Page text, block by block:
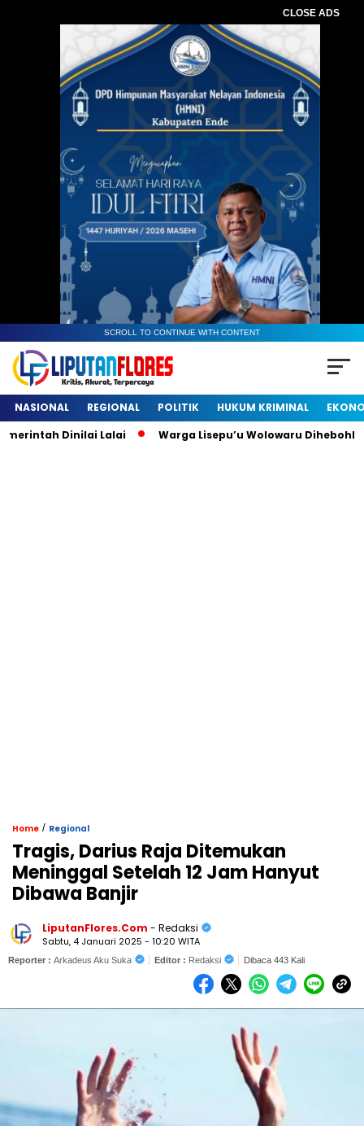
CLOSE ADS
SCROLL TO CONTINUE WITH CONTENT
NASIONAL REGIONAL POLITIK HUKUM KRIMINAL
Dinilai Lalai
Warga Lisepu’u Wolowaru Dihebohkan
Home / Regional
Tragis, Darius Raja Ditemukan
Meninggal Setelah 12 Jam Hanyut
Dibawa Banjir
LiputanFlores.Com - Redaksi
Sabtu, 4 Januari 2025 - 10:20 WITA
Reporter : Arkadeus Aku Suka Editor : Redaksi Dibaca 443 Kali